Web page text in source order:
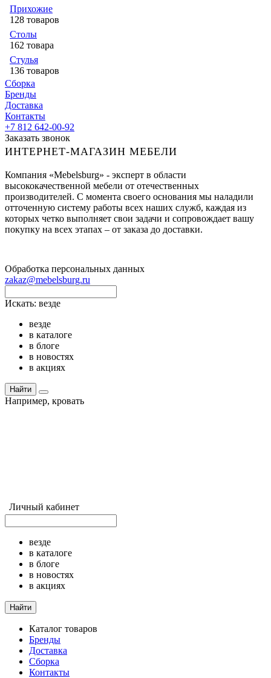
Прихожие
128 товаров
Столы
162 товара
Стулья
136 товаров
Сборка
Бренды
Доставка
Контакты
+7 812 642-00-92
Заказать звонок
ИНТЕРНЕТ-МАГАЗИН МЕБЕЛИ
Компания «Mebelsburg» - эксперт в области
высококачественной мебели от отечественных
производителей. С момента своего основания мы наладили
отточенную систему работы всех наших служб, каждая из
которых четко выполняет свои задачи и сопровождает вашу
покупку на всех этапах – от заказа до доставки.
Обработка персональных данных
zakaz@mebelsburg.ru
Искать: везде
везде
в каталоге
в блоге
в новостях
в акциях
Найти
Например, кровать
Личный кабинет
везде
в каталоге
в блоге
в новостях
в акциях
Найти
Каталог товаров
Бренды
Доставка
Сборка
Контакты